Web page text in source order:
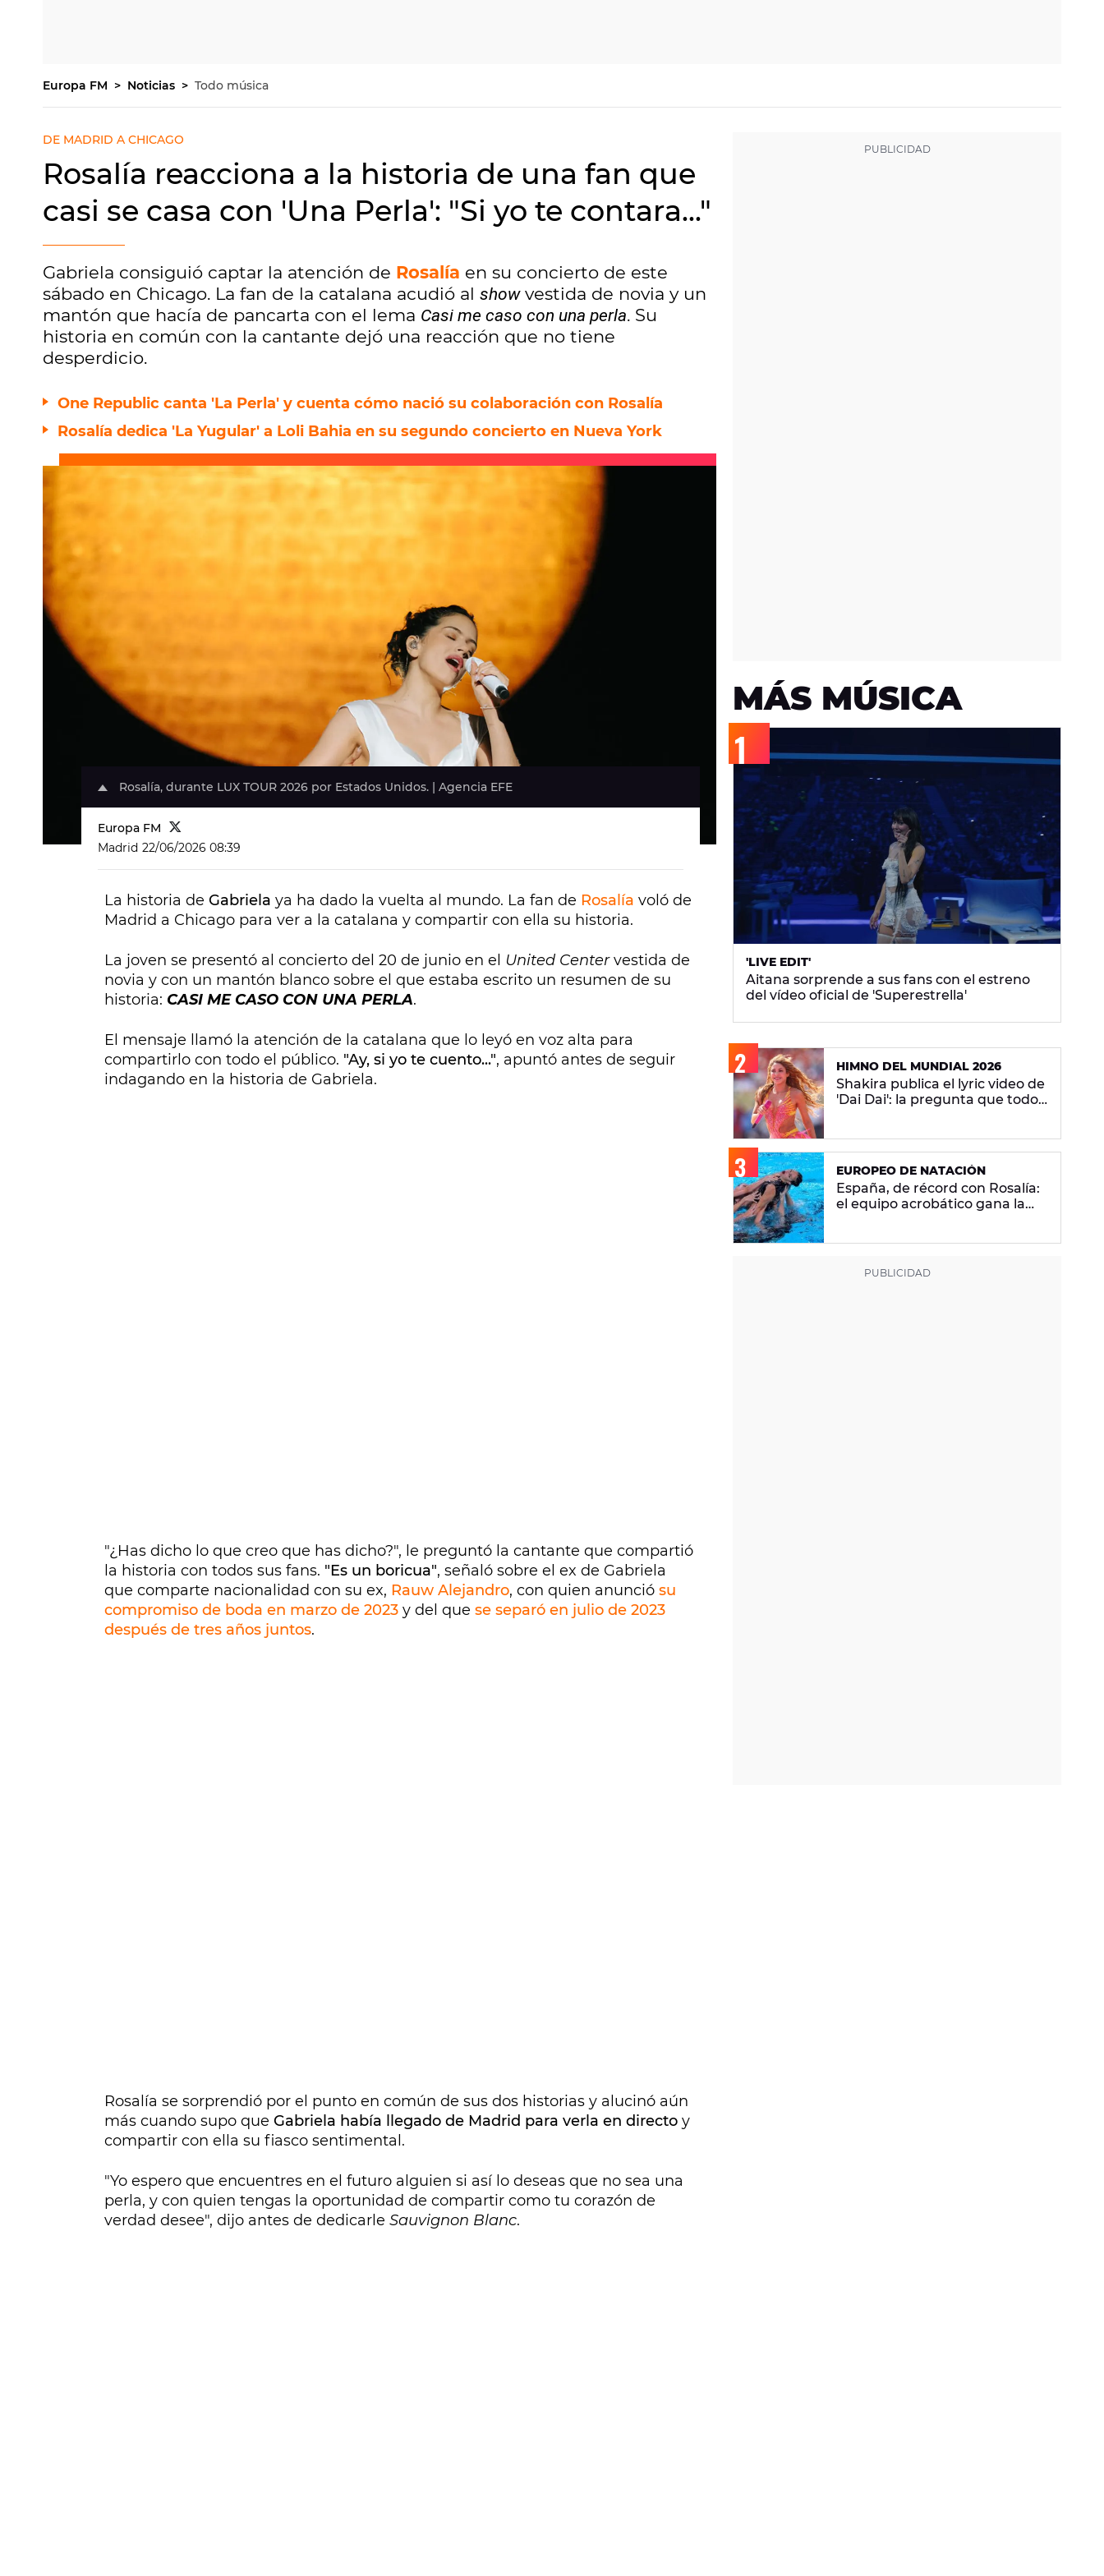
Europa FM Noticias Todo música
DE MADRID A CHICAGO
Rosalía reacciona a la historia de una fan que
casi se casa con 'Una Perla': "Si yo te contara..."
Gabriela consiguió captar la atención de Rosalía en su concierto de este
sábado en Chicago. La fan de la catalana acudió al showvestida de novia y un
mantón que hacía de pancarta con el lema Casi me caso con una perla. Su
historia en común con la cantante dejó una reacción que no tiene
desperdicio.
One Republic canta 'La Perla' y cuenta cómo nació su colaboración con Rosalía
Rosalía dedica 'La Yugular' a Loli Bahia en su segundo concierto en Nueva York
Rosalía, durante LUX TOUR 2026 por Estados Unidos. | Agencia EFE
Europa FM
Madrid 22/06/2026 08:39
La historia de Gabriela ya ha dado la vuelta al mundo. La fan de Rosalía voló de
Madrid a Chicago para ver a la catalana y compartir con ella su historia.
La joven se presentó al concierto del 20 de junio en el United Centervestida de
novia y con un mantón blanco sobre el que estaba escrito un resumen de su
historia: CASI ME CASO CON UNA PERLA.
El mensaje llamó la atención de la catalana que lo leyó en voz alta para
compartirlo con todo el público. "Ay, si yo te cuento...", apuntó antes de seguir
indagando en la historia de Gabriela.
"¿Has dicho lo que creo que has dicho?", le preguntó la cantante que compartió
la historia con todos sus fans. "Es un boricua", señaló sobre el ex de Gabriela
que comparte nacionalidad con su ex, Rauw Alejandro, con quien anunció su
compromiso de boda en marzo de 2023 y del que se separó en julio de 2023
después de tres años juntos.
Rosalía se sorprendió por el punto en común de sus dos historias y alucinó aún
más cuando supo que Gabriela había llegado de Madrid para verla en directo y
compartir con ella su fiasco sentimental.
"Yo espero que encuentres en el futuro alguien si así lo deseas que no sea una
perla, y con quien tengas la oportunidad de compartir como tu corazón de
verdad desee", dijo antes de dedicarle Sauvignon Blanc.
MÁS MÚSICA
'LIVE EDIT'
Aitana sorprende a sus fans con el estreno
del vídeo oficial de 'Superestrella'
HIMNO DEL MUNDIAL 2026
Shakira publica el lyric video de
'Dai Dai': la pregunta que todos
EUROPEO DE NATACIÓN
España, de récord con Rosalía:
el equipo acrobático gana la